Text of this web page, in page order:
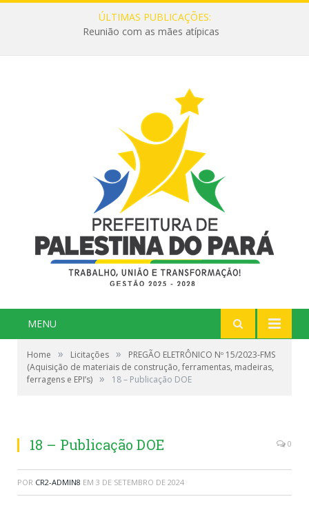
ÚLTIMAS PUBLICAÇÕES:
Reunião com as mães atípicas
MENU
Home » Licitações »
PREGÃO ELETRÔNICO Nº 15/2023-FMS
(Aquisição de materiais de construção, ferramentas, madeiras,
ferragens e EPI’s) » 18 – Publicação DOE
18 – Publicação DOE 0
POR CR2-ADMIN8 EM 3 DE SETEMBRO DE 2024